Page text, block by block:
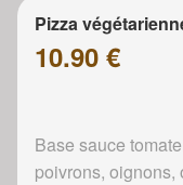
Pizza
10.90 €
Base sauce
poivrons, oignons,